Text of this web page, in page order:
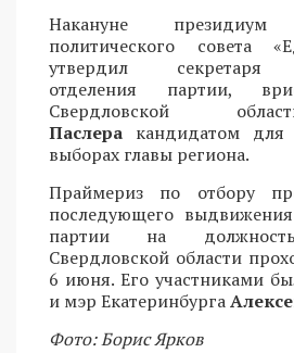
Накануне президиум
политического совета
утвердил секретаря
отделения партии,
Свердловской
Паслера кандидатом
выборах главы региона.
Праймериз по отбору
последующего
партии на должность
Свердловской области
6 июня. Его участниками
и мэр Екатеринбурга
Фото: Борис Ярков